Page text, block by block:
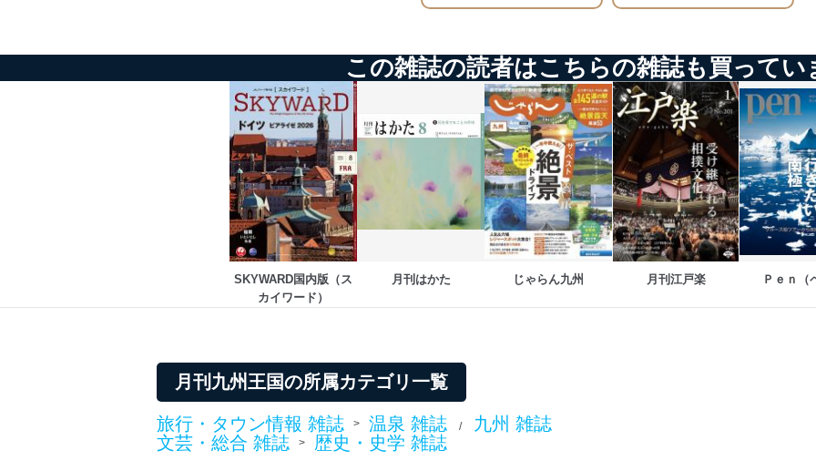
東京都渋谷区南平台町16-11
株式会社富士山マガジンサービス
代表取締役会長 西野 伸一郎
個人情報保護管理者: 経営管理グループディレクター 前田 嘉也
２．利用目的
当社が取り扱う開示対象個人情報の利用目的は次のとおりです。
No
個人情報の種類 利用目的
1
当社の定期購読サービス等をご利用の方の個
購入商品の配送のため
商品代金回収のため
2 当社にお問合わせいただいた方の個人情報
当社カスタマーQ＆Aサービス利用者
ｅメール等によるカスタマーQ＆Aサイトのサービ
ｅメール等による商品、サービス、キャンペーン
採用応募者の方の個人情報
この雑誌の読者はこちらの雑誌も買ってい
SKYWARD国内版（ス
カイワード）
月刊はかた じゃらん九州 月刊江戸楽 Ｐｅｎ（
月刊九州王国の所属カテゴリ一覧
旅行・タウン情報 雑誌 > 温泉 雑誌 /
九州 雑誌
文芸・総合 雑誌
> 歴史・史学 雑誌